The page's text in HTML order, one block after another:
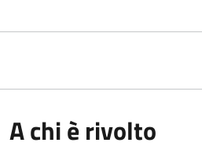
A chi è rivolto